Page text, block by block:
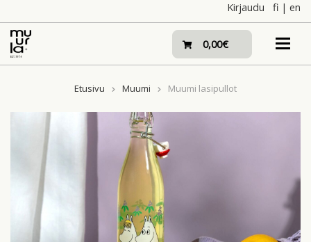
to
content
Kirjaudu fi | en
0,00€
Etusivu Muumi Muumi lasipullot